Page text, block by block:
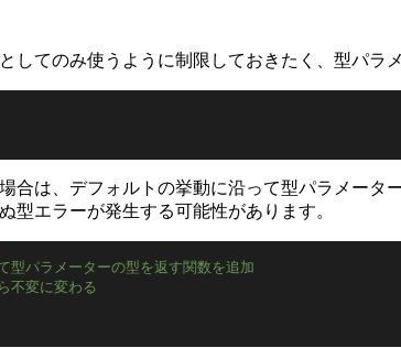
してのみ使うように制限しておきたく、型パラ
合は、デフォルトの挙動に沿って型パラメータ
型エラーが発生する可能性があります。
パラメーターの型を返す関数を追加
不変に変わる